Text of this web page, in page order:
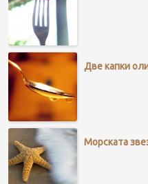
Две капки
Морската